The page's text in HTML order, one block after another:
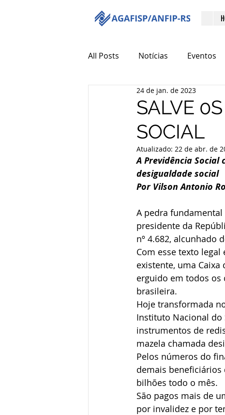
All Posts Notícias Eventos
SALVE
SOCIAL
24 de jan. de 2023
Atualizado: 22 de abr. de
A Previdência
desigualdade social
Por Vilson Antonio
A pedra
presidente da
nº 4.682, alcunhado
Com esse texto
existente, uma Caixa
erguido em todos os
brasileira.
Hoje transformada
Instituto Nacional do
instrumentos de
mazela chamada
Pelos números do
demais beneficiários
bilhões todo o mês.
São pagos mais de
por invalidez e por